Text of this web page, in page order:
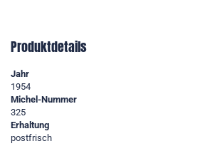
Produktdetails
Jahr
1954
Michel-Nummer
325
Erhaltung
postfrisch